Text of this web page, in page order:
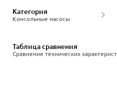
Консольные насосы
Категория
Сравнение технических
Таблица сравнения